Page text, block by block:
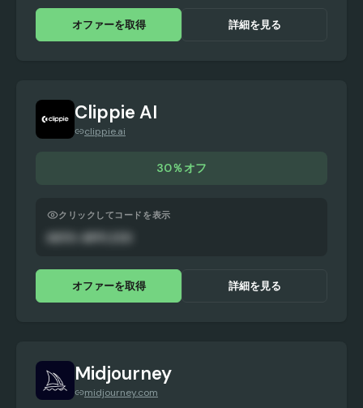
オファーを取得 詳細を見る
Clippie AI
clippie.ai
30％オフ
クリックしてコードを表示
オファーを取得 詳細を見る
Midjourney
midjourney.com